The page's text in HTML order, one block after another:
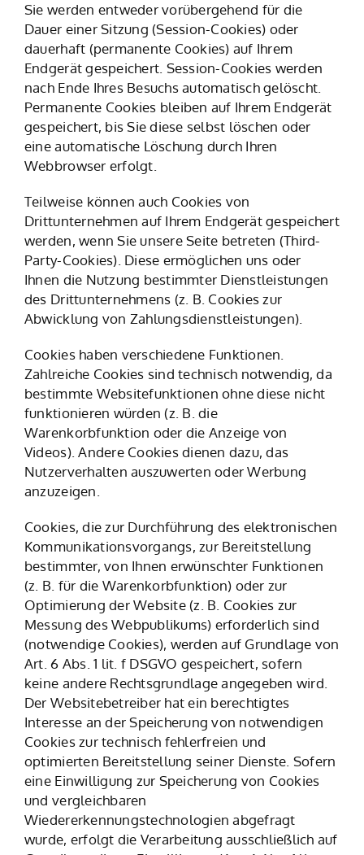
Sie werden entweder vorübergehend für die
Dauer einer Sitzung (Session-Cookies) oder
dauerhaft (permanente Cookies) auf Ihrem
Endgerät gespeichert. Session-Cookies werden
nach Ende Ihres Besuchs automatisch gelöscht.
Permanente Cookies bleiben auf Ihrem Endgerät
gespeichert, bis Sie diese selbst löschen oder
eine automatische Löschung durch Ihren
Webbrowser erfolgt.
Teilweise können auch Cookies von
Drittunternehmen auf Ihrem Endgerät gespeichert
werden, wenn Sie unsere Seite betreten (Third-
Party-Cookies). Diese ermöglichen uns oder
Ihnen die Nutzung bestimmter Dienstleistungen
des Drittunternehmens (z. B. Cookies zur
Abwicklung von Zahlungsdienstleistungen).
Cookies haben verschiedene Funktionen.
Zahlreiche Cookies sind technisch notwendig, da
bestimmte Websitefunktionen ohne diese nicht
funktionieren würden (z. B. die
Warenkorbfunktion oder die Anzeige von
Videos). Andere Cookies dienen dazu, das
Nutzerverhalten auszuwerten oder Werbung
anzuzeigen.
Cookies, die zur Durchführung des elektronischen
Kommunikationsvorgangs, zur Bereitstellung
bestimmter, von Ihnen erwünschter Funktionen
(z. B. für die Warenkorbfunktion) oder zur
Optimierung der Website (z. B. Cookies zur
Messung des Webpublikums) erforderlich sind
(notwendige Cookies), werden auf Grundlage von
Art. 6 Abs. 1 lit. f DSGVO gespeichert, sofern
keine andere Rechtsgrundlage angegeben wird.
Der Websitebetreiber hat ein berechtigtes
Interesse an der Speicherung von notwendigen
Cookies zur technisch fehlerfreien und
optimierten Bereitstellung seiner Dienste. Sofern
eine Einwilligung zur Speicherung von Cookies
und vergleichbaren
Wiedererkennungstechnologien abgefragt
wurde, erfolgt die Verarbeitung ausschließlich auf